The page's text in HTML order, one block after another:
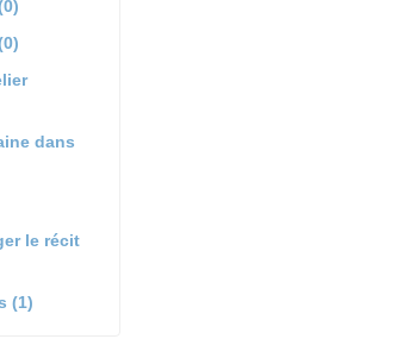
dans
le récit
(1)